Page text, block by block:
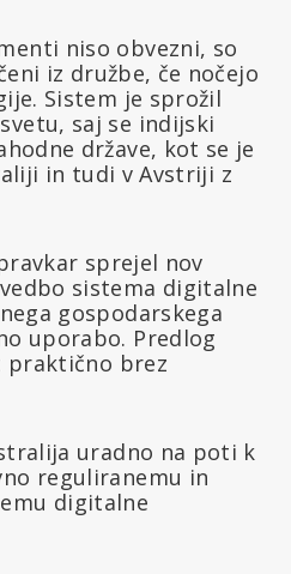
niso obvezni, so
iz družbe, če nočejo
Sistem je sprožil
saj se indijski
države, kot se je
in tudi v Avstriji z
sprejel nov
sistema digitalne
gospodarskega
uporabo. Predlog
praktično brez
uradno na poti k
reguliranemu in
digitalne